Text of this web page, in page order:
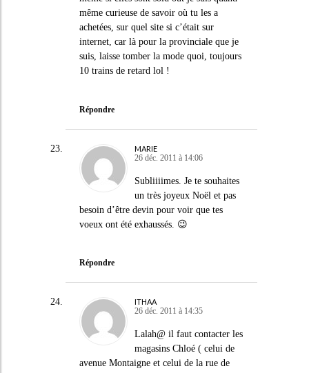
même curieuse de savoir où tu les a
achetées, sur quel site si c’était sur
internet, car là pour la provinciale que je
suis, laisse tomber la mode quoi, toujours
10 trains de retard lol !
Répondre
MARIE
26 déc. 2011 à 14:06
Subliiiimes. Je te souhaites
un très joyeux Noël et pas
besoin d’être devin pour voir que tes
voeux ont été exhaussés. 😉
Répondre
ITHAA
26 déc. 2011 à 14:35
Lalah@ il faut contacter les
magasins Chloé ( celui de
avenue Montaigne et celui de la rue de